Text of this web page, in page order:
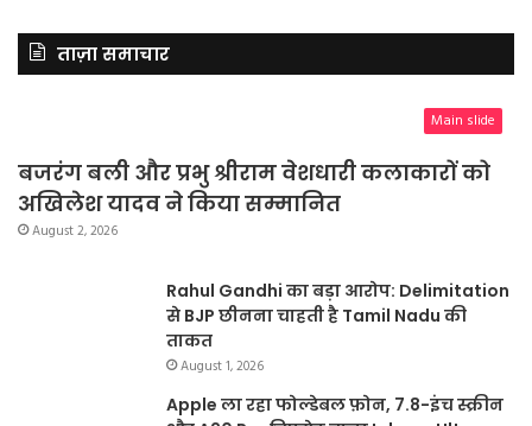
ताज़ा समाचार
Main slide
बजरंग बली और प्रभु श्रीराम वेशधारी कलाकारों को
अखिलेश यादव ने किया सम्मानित
August 2, 2026
Rahul Gandhi का बड़ा आरोप: Delimitation
से BJP छीनना चाहती है Tamil Nadu की
ताकत
August 1, 2026
Apple ला रहा फोल्डेबल फ़ोन, 7.8-इंच स्क्रीन